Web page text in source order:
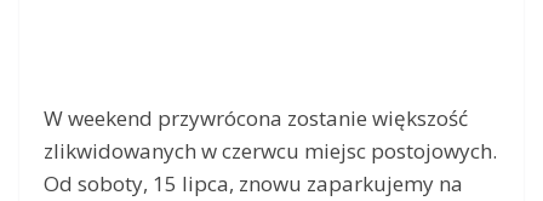
W weekend przywrócona zostanie większość
zlikwidowanych w czerwcu miejsc postojowych.
Od soboty, 15 lipca, znowu zaparkujemy na